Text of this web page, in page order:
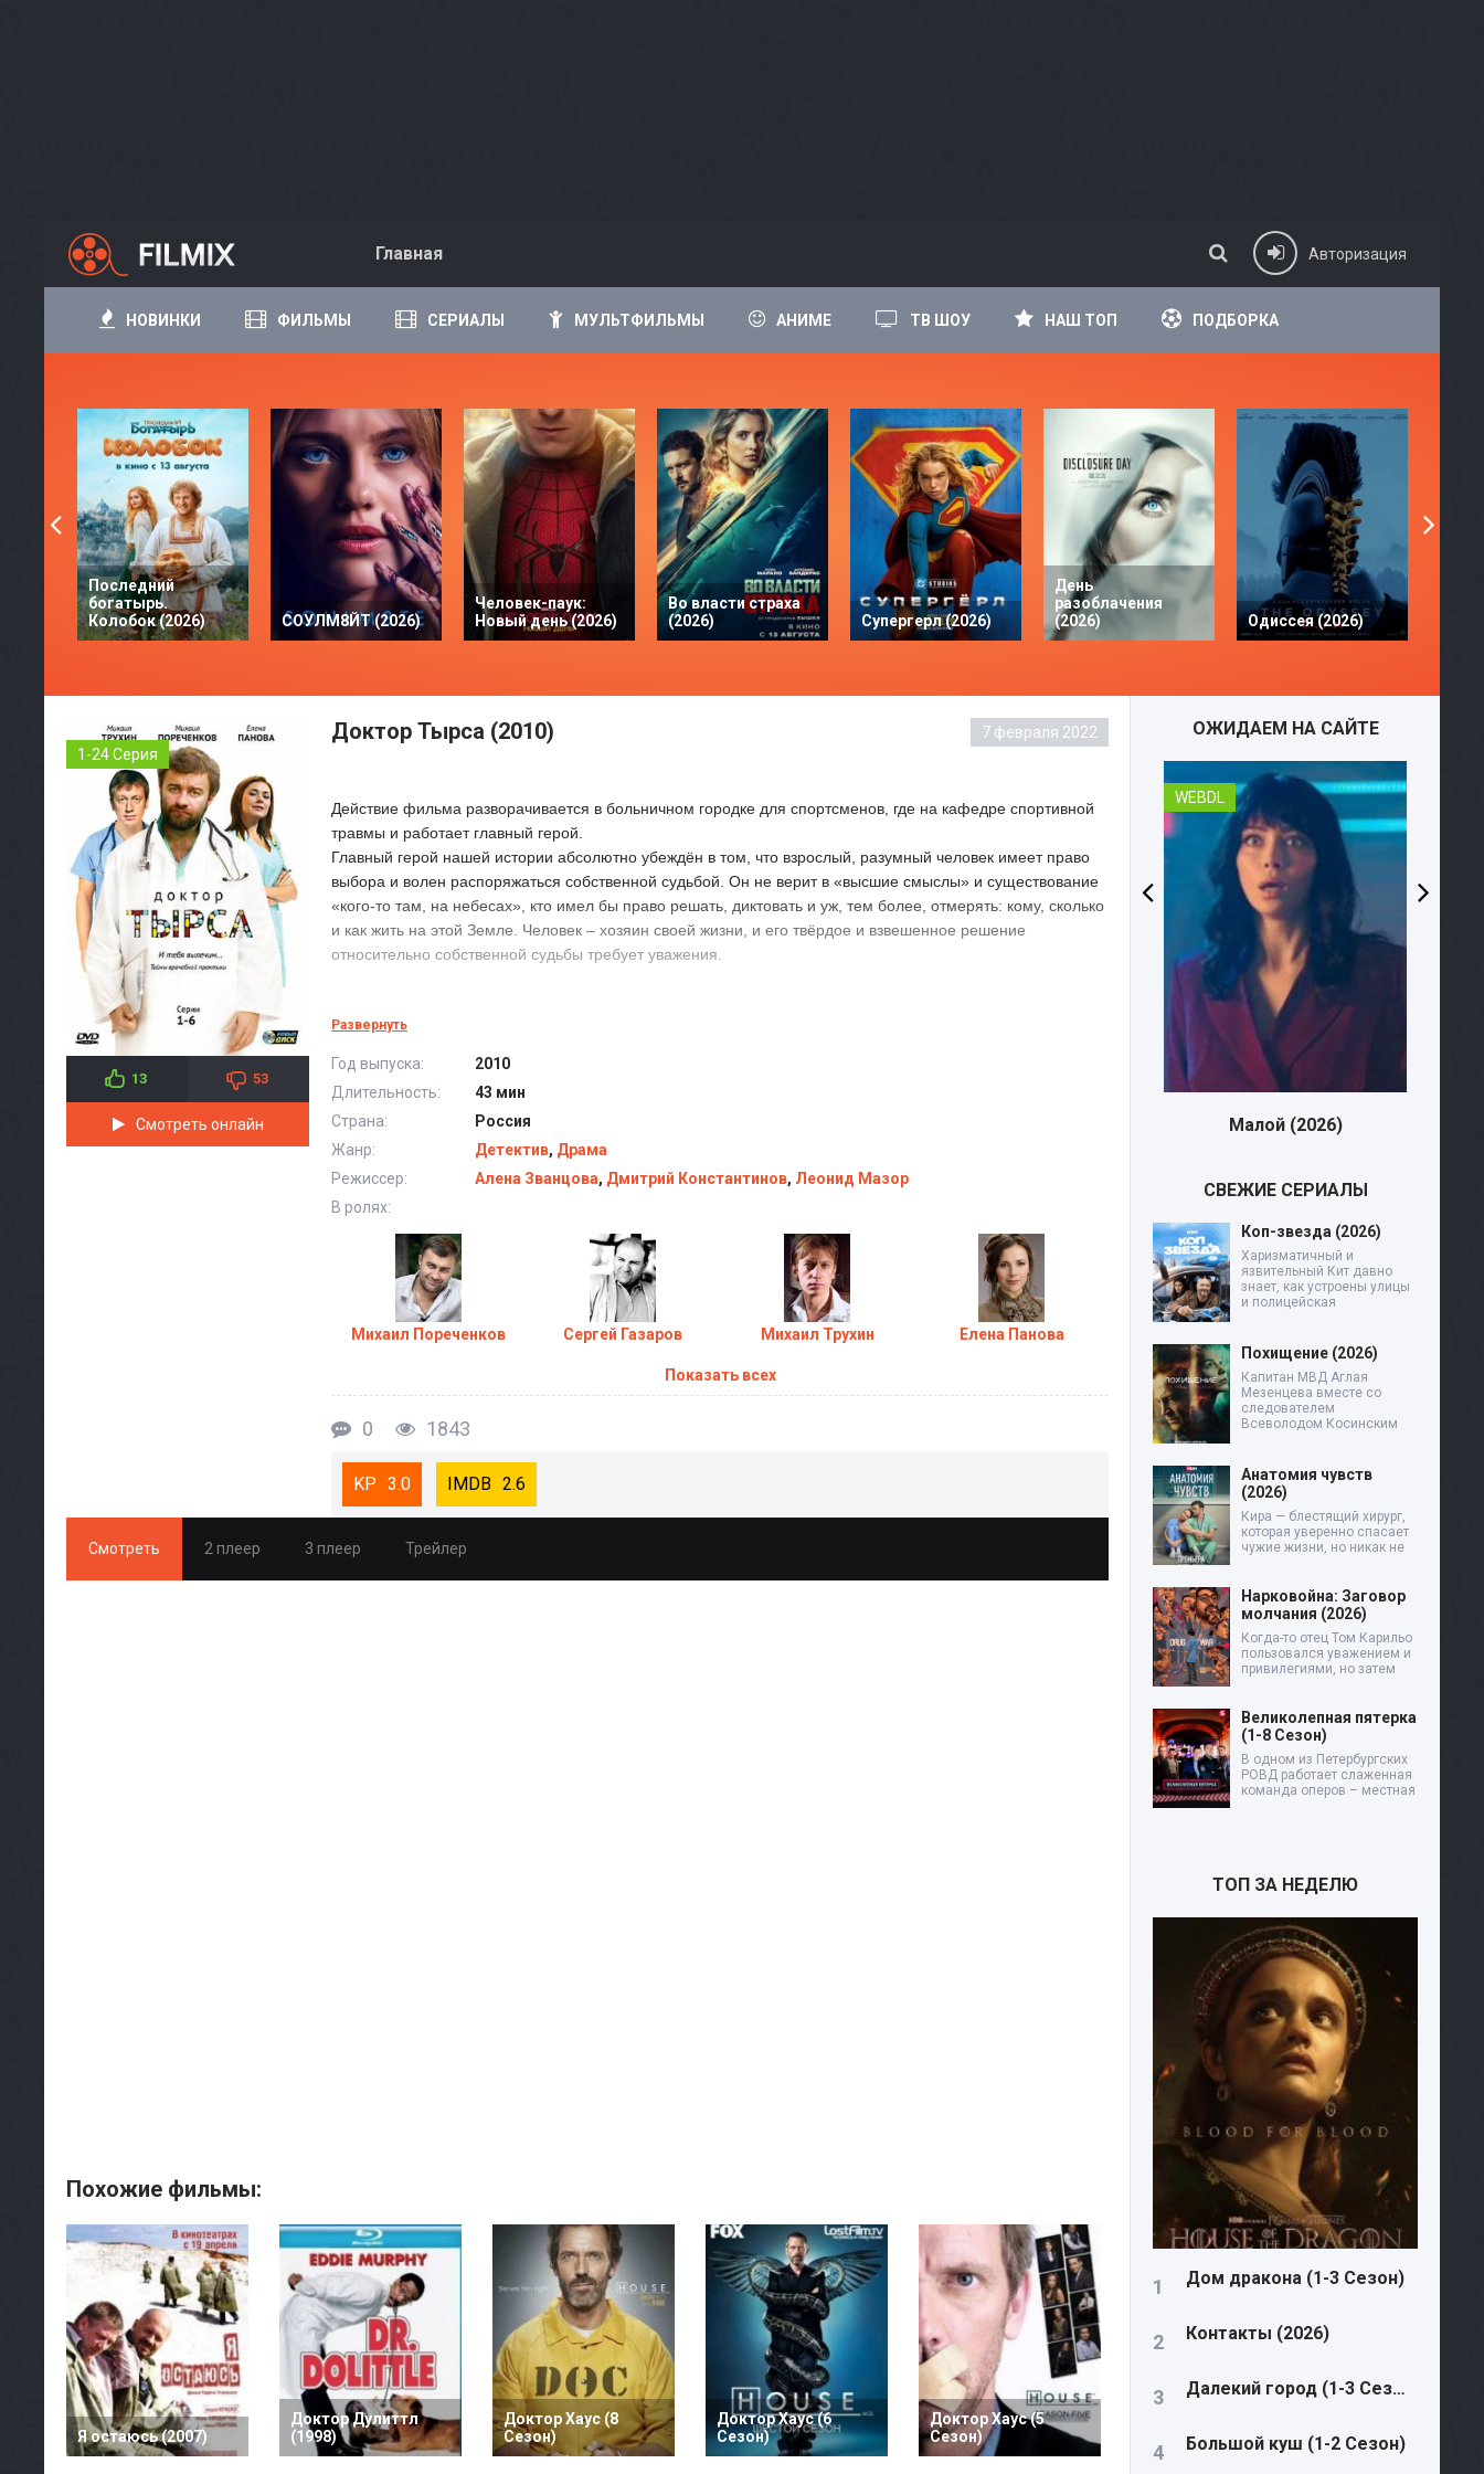
Главная Авторизация
НОВИНКИ ФИЛЬМЫ СЕРИАЛЫ МУЛЬТФИЛЬМЫ АНИМЕ ТВ ШОУ НАШ ТОП ПОДБОРКА
Последний
богатырь.
Колобок (2026)
СОУЛМ8ЙТ (2026)
Человек-паук:
Новый день (2026)
Во власти страха
(2026)
Супергерл (2026)
День
разоблачения
(2026)
Одиссея (2026)
1-24 Серия
13 53
Смотреть онлайн
Доктор Тырса (2010) 7 февраля 2022
Действие фильма разворачивается в больничном городке для спортсменов, где на кафедре спортивной
травмы и работает главный герой.
Главный герой нашей истории абсолютно убеждён в том, что взрослый, разумный человек имеет право
выбора и волен распоряжаться собственной судьбой. Он не верит в «высшие смыслы» и существование
«кого-то там, на небесах», кто имел бы право решать, диктовать и уж, тем более, отмерять: кому, сколько
и как жить на этой Земле. Человек – хозяин своей жизни, и его твёрдое и взвешенное решение
относительно собственной судьбы требует уважения.
Развернуть
Год выпуска:
2010
Длительность:
43 мин
Страна:
Россия
Жанр:
Детектив, Драма
Режиссер:
Алена Званцова, Дмитрий Константинов, Леонид Мазор
В ролях:
Михаил Пореченков Сергей Газаров Михаил Трухин Елена Панова
Показать всех
0 1843
3.0 2.6
Смотреть 2 плеер 3 плеер Трейлер
Похожие фильмы:
Я остаюсь (2007)
Доктор Дулиттл
(1998)
Доктор Хаус (8
Сезон)
Доктор Хаус (6
Сезон)
Доктор Хаус (5
Сезон)
ОЖИДАЕМ НА САЙТЕ
WEBDL
Малой (2026)
СВЕЖИЕ СЕРИАЛЫ
Коп-звезда (2026)
Харизматичный и
язвительный Кит давно
знает, как устроены улицы
и полицейская
Похищение (2026)
Капитан МВД Аглая
Мезенцева вместе со
следователем
Всеволодом Косинским
Анатомия чувств
(2026)
Кира — блестящий хирург,
которая уверенно спасает
чужие жизни, но никак не
Нарковойна: Заговор
молчания (2026)
Когда-то отец Том Карильо
пользовался уважением и
привилегиями, но затем
Великолепная пятерка
(1-8 Сезон)
В одном из Петербургских
РОВД работает слаженная
команда оперов – местная
ТОП ЗА НЕДЕЛЮ
Дом дракона (1-3 Сезон)
Контакты (2026)
Далекий город (1-3 Сезон)
Большой куш (1-2 Сезон)